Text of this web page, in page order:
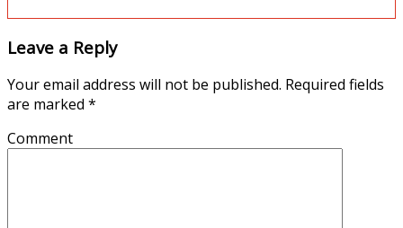
Leave a Reply
Your email address will not be published. Required fields
are marked *
Comment